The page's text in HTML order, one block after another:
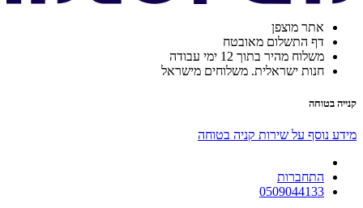
אתר מוצפן
דף התשלום מאובטח
משלוח מהיר בתוך 12 ימי עבודה
חנות ישראלית. משלוחים מישראל
קנייה בטוחה
מידע נוסף על שירות קניה בטוחה
התחברות
0509044133